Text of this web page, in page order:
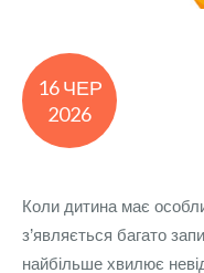
16 ЧЕР
2026
Коли дитина має
з’являється багато
найбільше хвилює